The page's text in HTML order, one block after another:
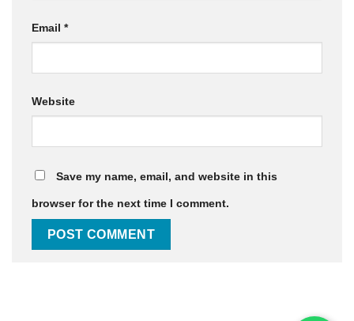
Email *
Website
Save my name, email, and website in this
browser for the next time I comment.